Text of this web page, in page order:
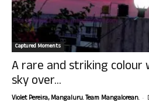
Captured Moments
A rare and striking colour
sky over...
Violet Pereira, Mangaluru. Team Mangalorean. -